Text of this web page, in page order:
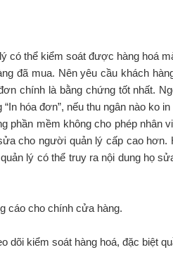
có thể kiểm soát được hàng hoá
đã mua. Nên yêu cầu khách
chính là bằng chứng tốt nhất.
hóa đơn”, nếu thu ngân nào ko
phần mềm không cho phép nhân
cho người quản lý cấp cao
lý có thể truy ra nội dung họ
cáo cho chính cửa hàng.
dõi kiểm soát hàng hoá, đặc biệt